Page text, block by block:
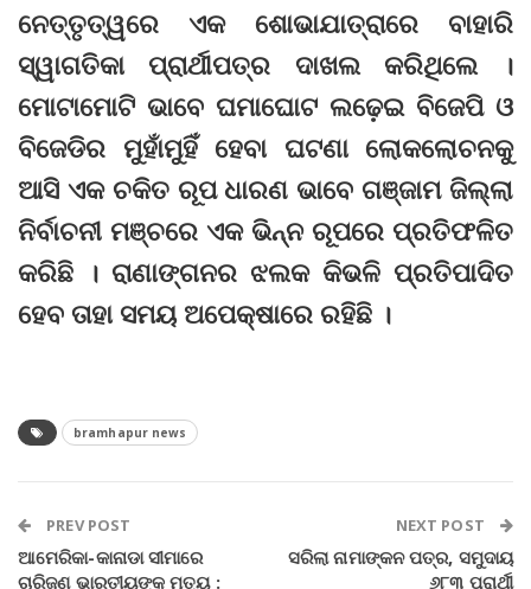
ନେତ୍ତୃତ୍ୱରେ ଏକ ଶୋଭାଯାତ୍ରାରେ ବାହାରି
ସ୍ୱାଗତିକା ପ୍ରାର୍ଥୀପତ୍ର ଦାଖଲ କରିଥିଲେ ।
ମୋଟାମୋଟି ଭାବେ ଘମାଘୋଟ ଲଢ଼େଇ ବିଜେପି ଓ
ବିଜେଡିର ମୁହାଁମୁହିଁ ହେବା ଘଟଣା ଲୋକଲୋଚନକୁ
ଆସି ଏକ ଚକିତ ରୂପ ଧାରଣ ଭାବେ ଗଞ୍ଜାମ ଜିଲ୍ଲା
ନିର୍ବାଚନୀ ମଞ୍ଚରେ ଏକ ଭିନ୍ନ ରୂପରେ ପ୍ରତିଫଳିତ
କରିଛି । ରାଣାଙ୍ଗନର ଝଲକ କିଭଳି ପ୍ରତିପାଦିତ
ହେବ ତାହା ସମୟ ଅପେକ୍ଷାରେ ରହିଛି ।
bramhapur news
PREV POST
ଆମେରିକା-କାନାଡା ସୀମାରେ
ଚାରିଜଣ ଭାରତୀୟଙ୍କ ମୃତ୍ୟୁ :
NEXT POST
ସରିଲା ନାମାଙ୍କନ ପତ୍ର, ସମୁଦାୟ
୬୮୩ ପ୍ରାର୍ଥୀ